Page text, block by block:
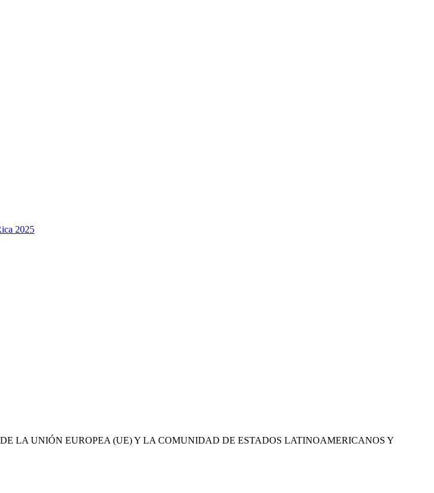
2025
LA UNIÓN EUROPEA (UE) Y LA COMUNIDAD DE ESTADOS LATINOAMERICANOS Y